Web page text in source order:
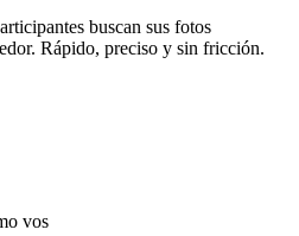
buscan sus fotos
Rápido, preciso y sin fricción.
vos